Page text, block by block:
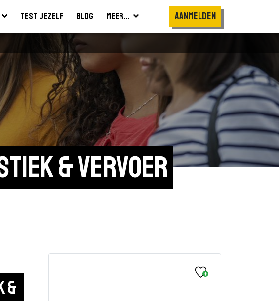
Test jezelf Blog Meer... Aanmelden
& Vervoer
&